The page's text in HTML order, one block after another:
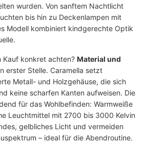
wurden. Von sanftem Nachtlicht
bis hin zu Deckenlampen mit
Modell kombiniert kindgerechte Optik
Kauf konkret achten? Material und
erster Stelle. Caramella setzt
Metall- und Holzgehäuse, die sich
keine scharfen Kanten aufweisen. Die
für das Wohlbefinden: Warmweiße
Leuchtmittel mit 2700 bis 3000 Kelvin
gelbliches Licht und vermeiden
– ideal für die Abendroutine.